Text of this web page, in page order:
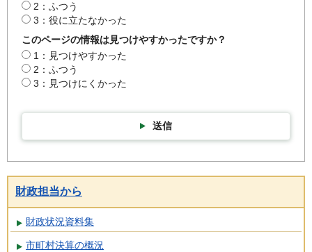
2：ふつう
3：役に立たなかった
このページの情報は見つけやすかったですか？
1：見つけやすかった
2：ふつう
3：見つけにくかった
送信
財政担当から
財政状況資料集
市町村決算の概況